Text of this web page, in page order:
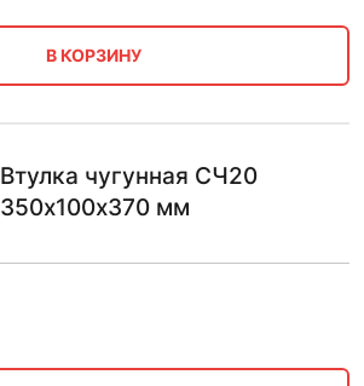
В КОРЗИНУ
Втулка чугунная СЧ20
350х100х370 мм